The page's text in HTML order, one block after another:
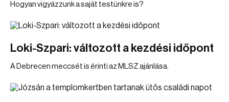
Hogyan vigyázzunk a saját testünkre is?
Loki-Szpari: változott a kezdési időpont
A Debrecen meccsét is érinti az MLSZ ajánlása.